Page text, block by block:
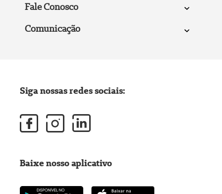
Fale Conosco
Comunicação
Siga nossas redes sociais:
Baixe nosso aplicativo